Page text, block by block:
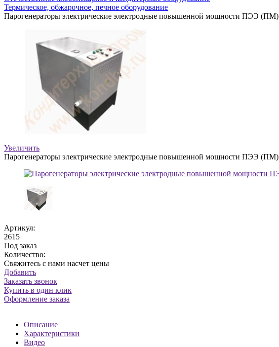
Термическое, обжарочное, печное оборудование
Парогенераторы электрические электродные повышенной мощности ПЭЭ (ПМ)
Увеличить
Парогенераторы электрические электродные повышенной мощности ПЭЭ (ПМ)
Артикул:
2615
Под заказ
Количество:
Свяжитесь с нами насчет цены
Добавить
Заказать звонок
Купить в один клик
Оформление заказа
Описание
Характеристики
Видео